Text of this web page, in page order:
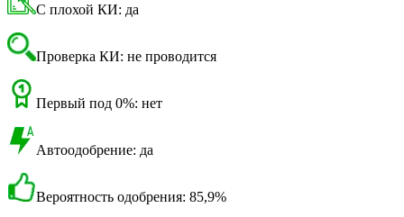
С плохой КИ: да
Проверка КИ: не проводится
Первый под 0%: нет
Автоодобрение: да
Вероятность одобрения: 85,9%